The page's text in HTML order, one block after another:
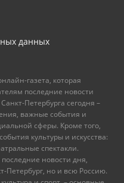
данных
газета, которая
последние новости
Петербурга сегодня –
важные события и
сферы. Кроме того,
культуры и искусства:
спектакли.
новости дня,
Петербург, но и всю Россию.